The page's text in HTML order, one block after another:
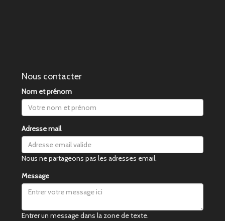
Nous contacter
Nom et prénom
Adresse mail
Nous ne partageons pas les adresses email.
Message
Entrer un message dans la zone de texte.